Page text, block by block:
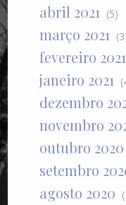
abril 2021 (5)
março 2021
fevereiro 2021
janeiro 2021
dezembro
novembro
outubro 2020
setembro
agosto 2020